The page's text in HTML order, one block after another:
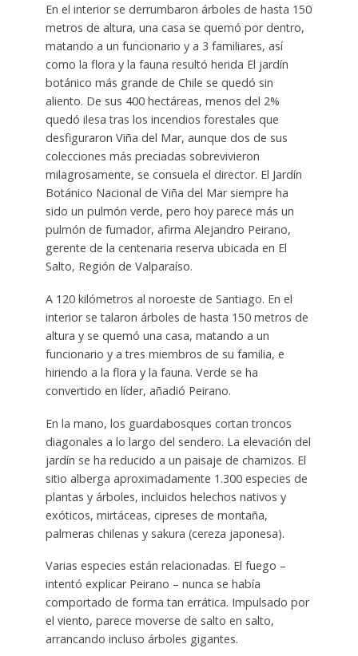
En el interior se derrumbaron árboles de hasta 150
metros de altura, una casa se quemó por dentro,
matando a un funcionario y a 3 familiares, así
como la flora y la fauna resultó herida El jardín
botánico más grande de Chile se quedó sin
aliento. De sus 400 hectáreas, menos del 2%
quedó ilesa tras los incendios forestales que
desfiguraron Viña del Mar, aunque dos de sus
colecciones más preciadas sobrevivieron
milagrosamente, se consuela el director. El Jardín
Botánico Nacional de Viña del Mar siempre ha
sido un pulmón verde, pero hoy parece más un
pulmón de fumador, afirma Alejandro Peirano,
gerente de la centenaria reserva ubicada en El
Salto, Región de Valparaíso.
A 120 kilómetros al noroeste de Santiago. En el
interior se talaron árboles de hasta 150 metros de
altura y se quemó una casa, matando a un
funcionario y a tres miembros de su familia, e
hiriendo a la flora y la fauna. Verde se ha
convertido en líder, añadió Peirano.
En la mano, los guardabosques cortan troncos
diagonales a lo largo del sendero. La elevación del
jardín se ha reducido a un paisaje de chamizos. El
sitio alberga aproximadamente 1.300 especies de
plantas y árboles, incluidos helechos nativos y
exóticos, mirtáceas, cipreses de montaña,
palmeras chilenas y sakura (cereza japonesa).
Varias especies están relacionadas. El fuego –
intentó explicar Peirano – nunca se había
comportado de forma tan errática. Impulsado por
el viento, parece moverse de salto en salto,
arrancando incluso árboles gigantes.